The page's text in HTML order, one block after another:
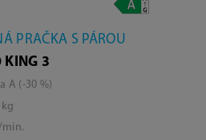
PRAČKA S PÁROU
KING 3
A (-30 %)
min.